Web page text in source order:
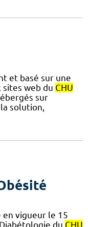
et basé sur une
sites web du CHU
sur
solution,
vigueur le 15
du CHU